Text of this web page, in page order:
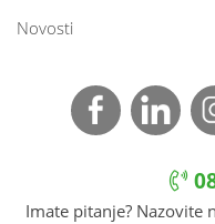
Novosti
Imate pitanje? Nazovite